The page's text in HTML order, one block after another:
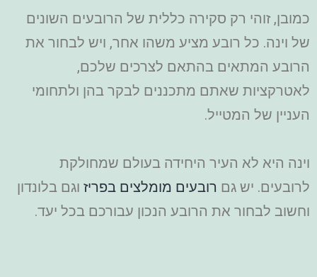
כמובן, זוהי רק סקירה כללית של הרובעים השונים
של וינה. כל רובע מציע משהו אחר, ויש לבחור את
הרובע המתאים בהתאם לצרכים שלכם,
לאטרקציות שאתם מתכננים לבקר בהן ולתחומי
העניין של המטייל.
וינה היא לא העיר היחידה בעולם שמחולקת
לרובעים. יש גם רובעים מומלצים בפריז וגם בלונדון
וחשוב לבחור את הרובע הנכון עבורכם בכל יעד.